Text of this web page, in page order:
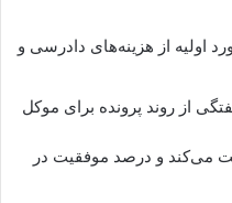
اولیه از هزینه‌های دادرسی و
از روند پرونده برای موکل
می‌کند و درصد موفقیت در